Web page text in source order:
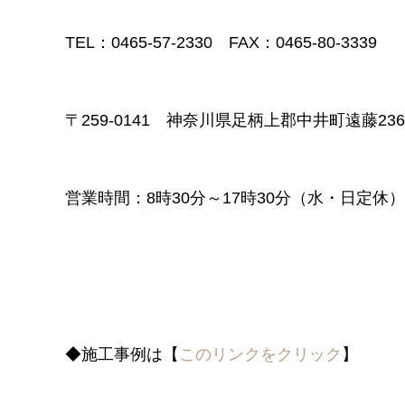
TEL：0465-57-2330 FAX：0465-80-3339
〒259-0141 神奈川県足柄上郡中井町遠藤
営業時間：8時30分～17時30分（水・日定休）
◆施工事例は【 このリンクをクリック 】